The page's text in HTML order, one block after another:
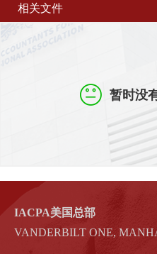
相关文件
暂时没
文化 教育
IACPA美国总部
VANDERBILT ONE,